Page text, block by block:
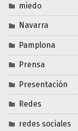
miedo
Navarra
Pamplona
Prensa
Presentación
Redes
redes sociales